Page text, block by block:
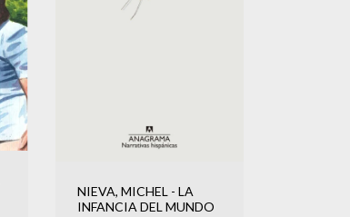
NIEVA, MICHEL - LA
INFANCIA DEL MUNDO